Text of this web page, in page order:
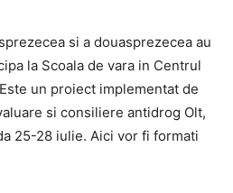
si a douasprezecea au
la Scoala de vara in Centrul
un proiect implementat de
si consiliere antidrog Olt,
25-28 iulie. Aici vor fi formati